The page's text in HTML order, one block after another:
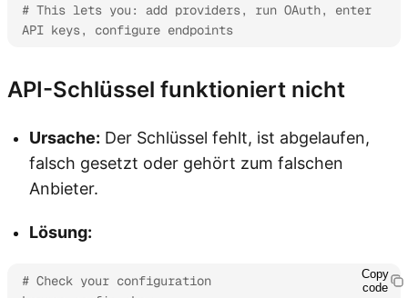
# This lets you: add providers, run OAuth, enter
API keys, configure endpoints
API-Schlüssel funktioniert nicht
Ursache: Der Schlüssel fehlt, ist abgelaufen,
falsch gesetzt oder gehört zum falschen
Anbieter.
Lösung:
# Check your configuration
Copy
code